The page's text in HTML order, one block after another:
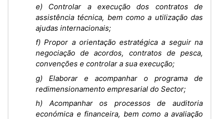
e) Controlar a execução dos contratos de
assistência técnica, bem como a utilização das
ajudas internacionais;
f) Propor a orientação estratégica a seguir na
negociação de acordos, contratos de pesca,
convenções e controlar a sua execução;
g) Elaborar e acompanhar o programa de
redimensionamento empresarial do Sector;
h) Acompanhar os processos de auditoria
económica e financeira, bem como a avaliação